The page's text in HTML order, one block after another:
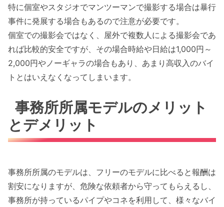
特に個室やスタジオでマンツーマンで撮影する場合は暴行
事件に発展する場合もあるので注意が必要です。
個室での撮影会ではなく、屋外で複数人による撮影会であ
れば比較的安全ですが、その場合時給や日給は1,000円～
2,000円やノーギャラの場合もあり、あまり高収入のバイ
トとはいえなくなってしまいます。
事務所所属モデルのメリット
とデメリット
事務所所属のモデルは、フリーのモデルに比べると報酬は
割安になりますが、危険な依頼者から守ってもらえるし、
事務所が持っているパイプやコネを利用して、様々なバイ